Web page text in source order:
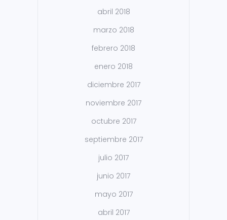
abril 2018
marzo 2018
febrero 2018
enero 2018
diciembre 2017
noviembre 2017
octubre 2017
septiembre 2017
julio 2017
junio 2017
mayo 2017
abril 2017